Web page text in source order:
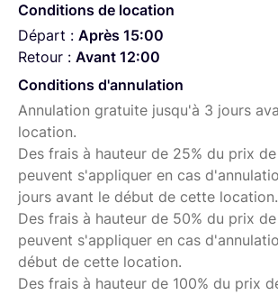
Conditions de location
Départ : Après 15:00
Retour : Avant 12:00
Conditions d'annulation
Annulation gratuite jusqu'à 3 jours
location.
Des frais à hauteur de 25% du prix
peuvent s'appliquer en cas
jours avant le début de cette location.
Des frais à hauteur de 50% du prix
peuvent s'appliquer en cas
début de cette location.
Des frais à hauteur de 100% du prix